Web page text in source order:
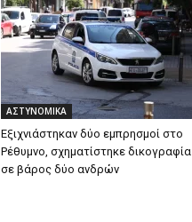
ΑΣΤΥΝΟΜΙΚΑ
Εξιχνιάστηκαν δύο εμπρησμοί στο
Ρέθυμνο, σχηματίστηκε δικογραφία
σε βάρος δύο ανδρών